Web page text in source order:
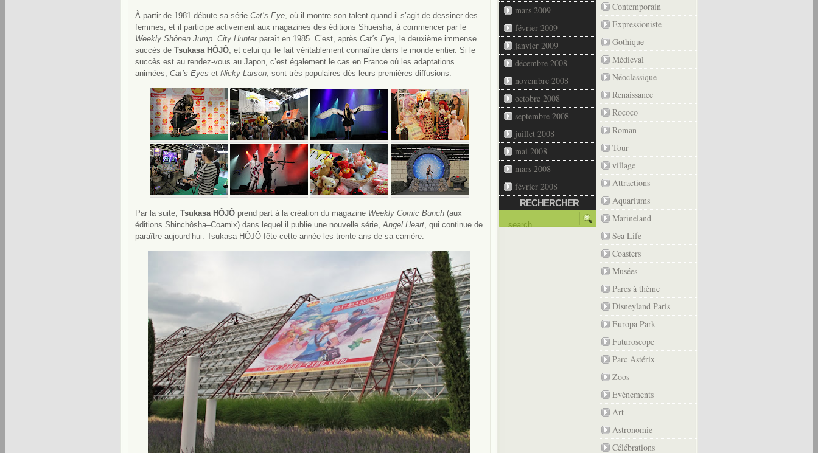
À partir de 1981 débute sa série Cat’s Eye, où il montre son talent quand il s’agit de dessiner des
femmes, et il participe activement aux magazines des éditions Shueisha, à commencer par le
Weekly Shônen Jump. City Hunterparaît en 1985. C’est, après Cat’s Eye, le deuxième immense
succès de Tsukasa HÔJÔ, et celui qui le fait véritablement connaître dans le monde entier. Si le
succès est au rendez-vous au Japon, c’est également le cas en France où les adaptations
animées, Cat’s Eyes et Nicky Larson, sont très populaires dès leurs premières diffusions.
Par la suite, Tsukasa HÔJÔ prend part à la création du magazine Weekly Comic Bunch (aux
éditions Shinchôsha–Coamix) dans lequel il publie une nouvelle série,Angel Heart, qui continue de
paraître aujourd’hui. Tsukasa HÔJÔ fête cette année les trente ans de sa carrière.
mars 2009
février 2009
janvier 2009
décembre 2008
novembre 2008
octobre 2008
septembre 2008
juillet 2008
mai 2008
mars 2008
février 2008
RECHERCHER
Contemporain
Expressioniste
Gothique
Médieval
Néoclassique
Renaissance
Rococo
Roman
Tour
village
Attractions
Aquariums
Marineland
Sea Life
Coasters
Musées
Parcs à thème
Disneyland Paris
Europa Park
Futuroscope
Parc Astérix
Zoos
Evènements
Art
Astronomie
Célébrations